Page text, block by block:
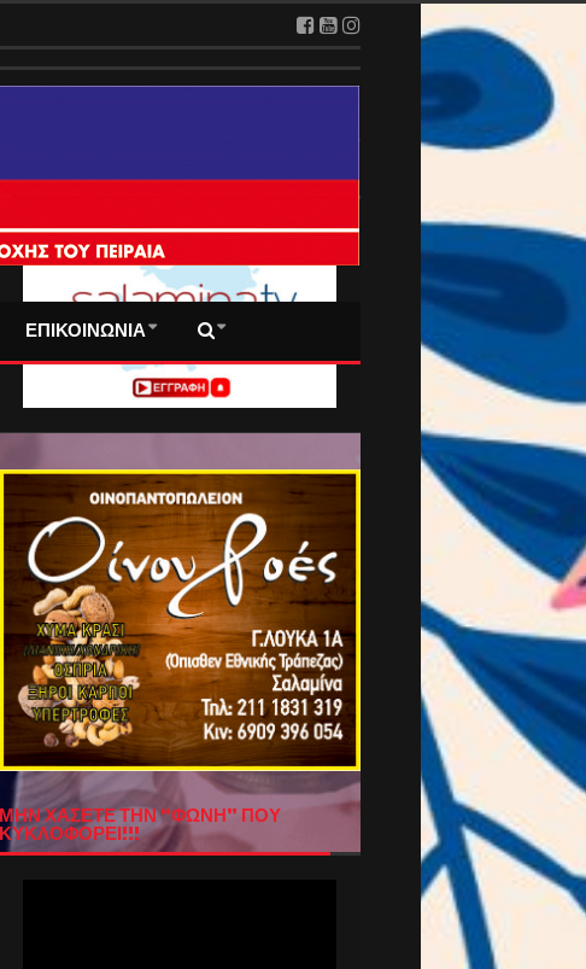
ΕΠΙΚΟΙΝΩΝΙΑ
ΜΗΝ ΧΑΣΕΤΕ ΤΗΝ “ΦΩΝΗ” ΠΟΥ
ΚΥΚΛΟΦΟΡΕΙ!!!